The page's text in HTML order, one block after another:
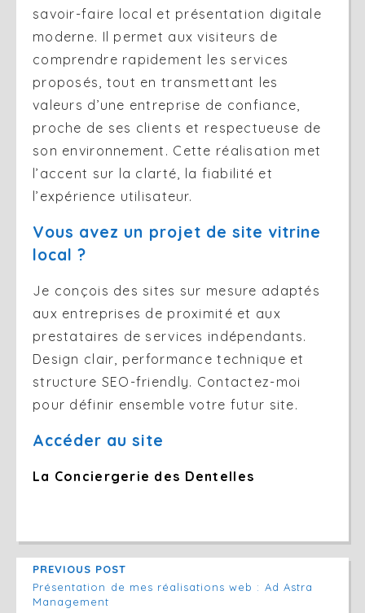
savoir-faire local et présentation digitale
moderne. Il permet aux visiteurs de
comprendre rapidement les services
proposés, tout en transmettant les
valeurs d’une entreprise de confiance,
proche de ses clients et respectueuse de
son environnement. Cette réalisation met
l’accent sur la clarté, la fiabilité et
l’expérience utilisateur.
Vous avez un projet de site vitrine
local ?
Je conçois des sites sur mesure adaptés
aux entreprises de proximité et aux
prestataires de services indépendants.
Design clair, performance technique et
structure SEO-friendly. Contactez-moi
pour définir ensemble votre futur site.
Accéder au site
La Conciergerie des Dentelles
PREVIOUS POST
Présentation de mes réalisations web : Ad Astra
Management